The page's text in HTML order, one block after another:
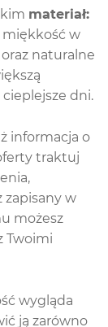
materiał:
miękkość w
naturalne
dni.
informacja o
traktuj
zapisany w
możesz
Twoimi
wygląda
ją zarówno